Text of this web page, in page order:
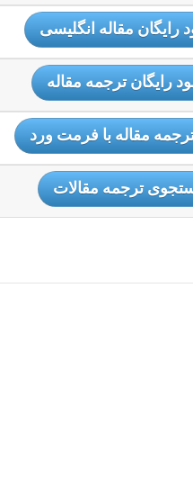
رایگان مقاله انگلیسی
رایگان ترجمه مقاله
مقاله با فرمت ورد
ترجمه مقالات